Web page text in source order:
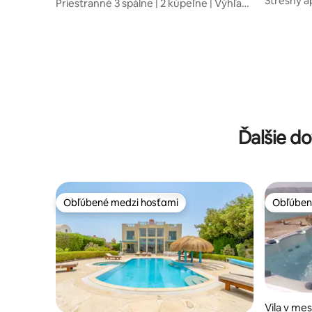
Priestranné 3 spálne | 2 kúpeľne | Výhľad
Ďalšie
Obľúbené medzi hosťami
Obľúbené medzi hosťami
Vila v